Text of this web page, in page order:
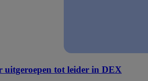
uitgeroepen tot leider in DEX